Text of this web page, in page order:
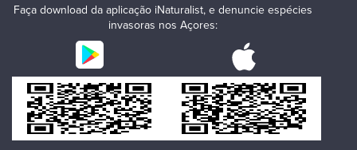
Faça download da aplicação iNaturalist, e denuncie espécies
invasoras nos Açores: